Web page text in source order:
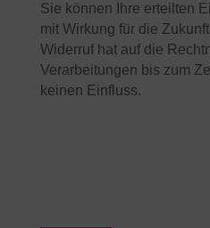
Sie können Ihre erteilten
mit Wirkung für die
Widerruf hat auf die
Verarbeitungen bis zum
keinen Einfluss.